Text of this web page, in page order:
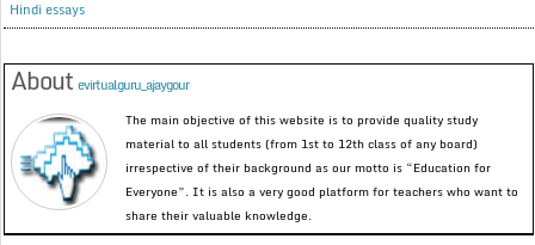
Hindi essays
Aboutevirtualguru_ajaygour
The main objective of this website is to provide quality study
material to all students (from 1st to 12th class of any board)
irrespective of their background as our motto is “Education for
Everyone”. It is also a very good platform for teachers who want to
share their valuable knowledge.